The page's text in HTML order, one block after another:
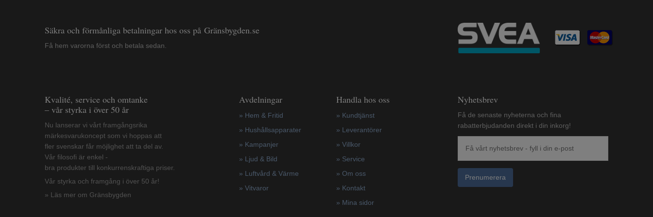
Säkra och förmånliga betalningar hos oss på Gränsbygden.se
Få hem varorna först och betala sedan.
Kvalité, service och omtanke
– vår styrka i över 50 år
Nu lanserar vi vårt framgångsrika
märkesvarukoncept som vi hoppas att
fler svenskar får möjlighet att ta del av.
Vår filosofi är enkel -
bra produkter till konkurrenskraftiga priser.
Vår styrka och framgång i över 50 år!
» Läs mer om Gränsbygden
Avdelningar
» Hem & Fritid
» Hushållsapparater
» Kampanjer
» Ljud & Bild
» Luftvård & Värme
» Vitvaror
Handla hos oss
» Kundtjänst
» Leverantörer
» Villkor
» Service
» Om oss
» Kontakt
» Mina sidor
Nyhetsbrev
Få de senaste nyheterna och fina
rabatterbjudanden direkt i din inkorg!
Prenumerera